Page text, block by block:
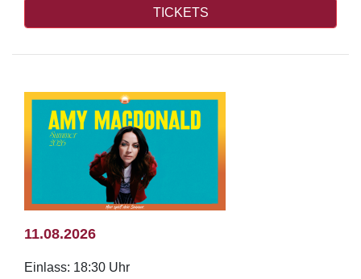
TICKETS
11.08.2026
Einlass: 18:30 Uhr